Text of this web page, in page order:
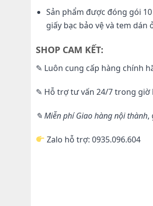
Sản phẩm được đóng gói
giấy bạc bảo vệ và tem dán
SHOP CAM KẾT:
✎ Luôn cung cấp hàng chính
✎ Hỗ trợ tư vấn 24/7 trong giờ
✎ Miễn phí Giao hàng nội thành,
Zalo hỗ trợ: 0935.096.604